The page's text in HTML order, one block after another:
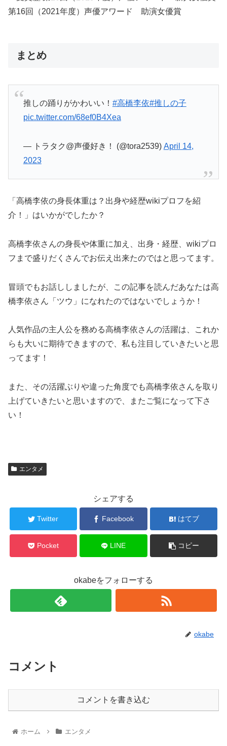
第16回（2021年度）声優アワード 助演女優賞
まとめ
推しの踊りがかわいい！ #高橋李依#推しの子
pic.twitter.com/68ef0B4Xea
— トラタク@声優好き！ (@tora2539) April 14,
2023
「高橋李依の身長体重は？出身や経歴wikiプロフを紹
介！」はいかがでしたか？
高橋李依さんの身長や体重に加え、出身・経歴、wikiプロ
フまで盛りだくさんでお伝え出来たのではと思ってます。
冒頭でもお話ししましたが、この記事を読んだあなたは高
橋李依さん「ツウ」になれたのではないでしょうか！
人気作品の主人公を務める高橋李依さんの活躍は、これか
らも大いに期待できますので、私も注目していきたいと思
ってます！
また、その活躍ぶりや違った角度でも高橋李依さんを取り
上げていきたいと思いますので、またご覧になって下さ
い！
エンタメ
シェアする
Twitter Facebook はてブ
Pocket LINE コピー
okabeをフォローする
okabe
コメント
コメントを書き込む
ホーム エンタメ